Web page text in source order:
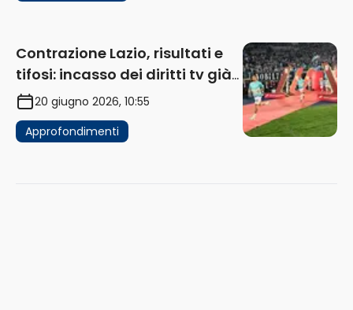
Contrazione Lazio, risultati e
tifosi: incasso dei diritti tv già
in flessione
20 giugno 2026, 10:55
Approfondimenti